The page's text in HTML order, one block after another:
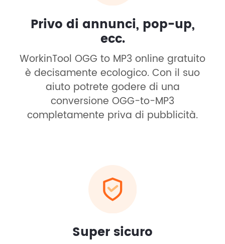
Privo di annunci, pop-up,
ecc.
WorkinTool OGG to MP3 online gratuito
è decisamente ecologico. Con il suo
aiuto potrete godere di una
conversione OGG-to-MP3
completamente priva di pubblicità.
Super sicuro